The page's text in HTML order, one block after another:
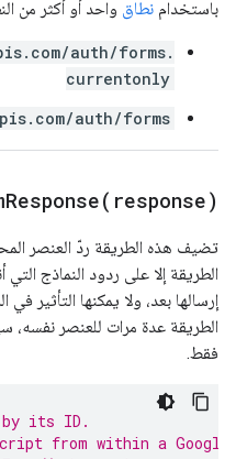
باستخدام نطاق واحد أو أكثر من
auth/forms.
currentonly
auth/forms
response)
تضيف هذه الطريقة ردّ العنصر
الطريقة إلا على ردود النماذج
إرسالها بعد، ولا يمكنها التأثير
الطريقة عدة مرات للعنصر نفسه،
فقط.
by its ID.
from within a Google